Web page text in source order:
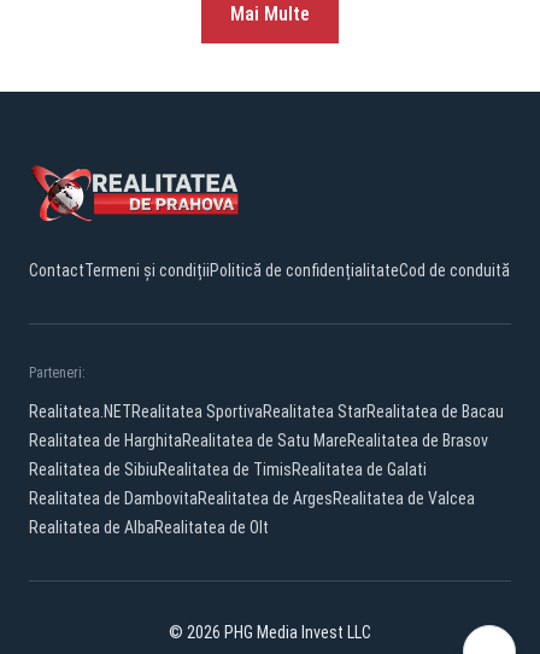
Mai Multe
ContactTermeni și condițiiPolitică de confidențialitateCod de conduită
Parteneri:
Realitatea.NETRealitatea SportivaRealitatea StarRealitatea de Bacau
Realitatea de HarghitaRealitatea de Satu MareRealitatea de Brasov
Realitatea de SibiuRealitatea de TimisRealitatea de Galati
Realitatea de DambovitaRealitatea de ArgesRealitatea de Valcea
Realitatea de AlbaRealitatea de Olt
© 2026 PHG Media Invest LLC